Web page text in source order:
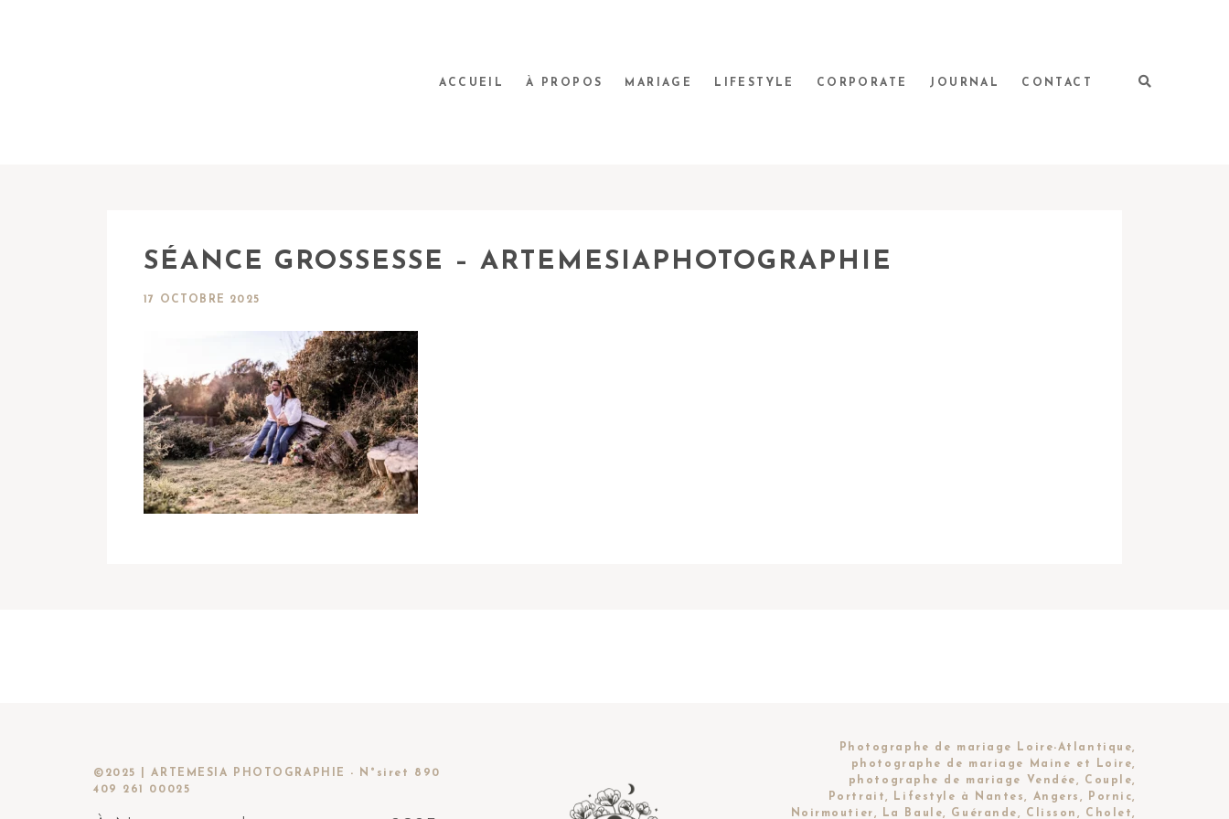
ACCUEIL À PROPOS MARIAGE LIFESTYLE CORPORATE JOURNAL CONTACT
SÉANCE GROSSESSE – ARTEMESIAPHOTOGRAPHIE
17 OCTOBRE 2025
©2025 | ARTEMESIA PHOTOGRAPHIE - N°siret 890
409 261 00025
Photographe de mariage Loire-Atlantique,
photographe de mariage Maine et Loire,
photographe de mariage Vendée, Couple,
Portrait, Lifestyle à Nantes, Angers, Pornic,
Noirmoutier, La Baule, Guérande, Clisson, Cholet,